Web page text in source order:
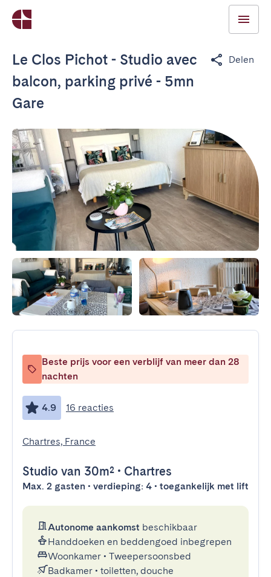
Le Clos Pichot - Studio avec
balcon, parking privé - 5mn
Gare
Delen
Beste prijs voor een verblijf van meer dan 28
nachten
4.9 16 reacties
Chartres, France
Studio van 30m² • Chartres
Max. 2 gasten • verdieping: 4 • toegankelijk met lift
Autonome aankomst beschikbaar
Handdoeken en beddengoed inbegrepen
Woonkamer • Tweepersoonsbed
Badkamer • toiletten, douche